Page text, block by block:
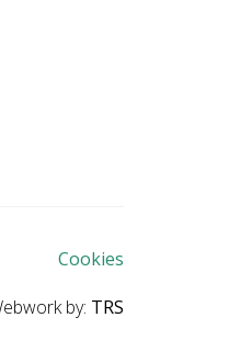
Cookies
by: TRS